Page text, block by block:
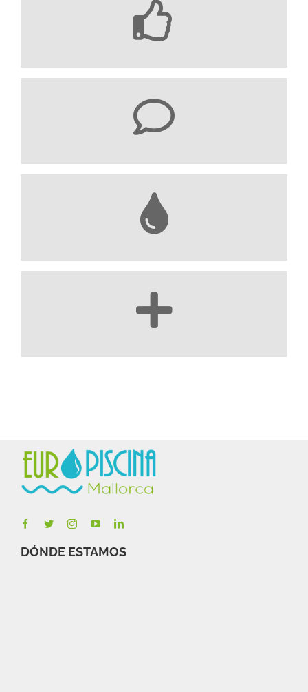
Mejor asesoramiento
Atención personalizada
15 años experiencia
Más de 40 obras hidráulicas
DÓNDE ESTAMOS